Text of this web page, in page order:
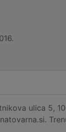
ulica 5,